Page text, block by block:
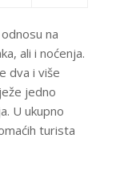
na
ali i noćenja.
dva i više
jedno
U ukupno
turista